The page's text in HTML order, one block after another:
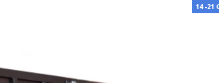
14 -21